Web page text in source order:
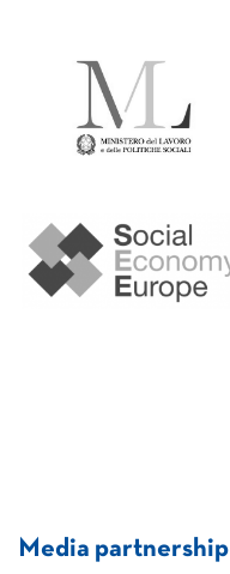
Media partnership